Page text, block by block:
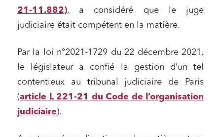
21-11.882), a considéré que le juge
judiciaire était compétent en la matière.
Par la loi n°2021-1729 du 22 décembre 2021,
le législateur a confié la gestion d’un tel
contentieux au tribunal judiciaire de Paris
(article L 221-21 du Code de l’organisation
judiciaire).